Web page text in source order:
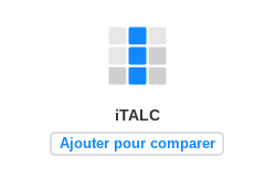
iTALC
Ajouter pour comparer